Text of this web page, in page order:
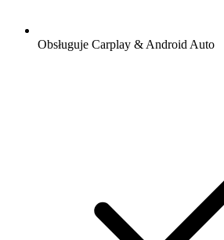
Obsługuje Carplay & Android Auto